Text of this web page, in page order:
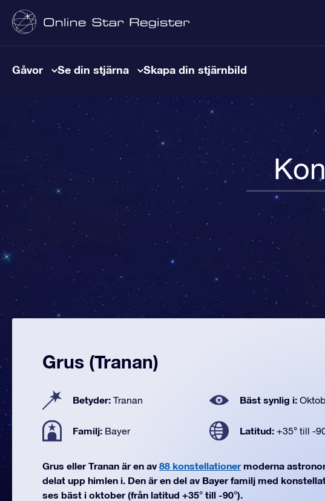
Gåvor Se din stjärna Skapa din stjärnbild
Grus (Tranan)
Betyder: Tranan Bäst synlig i:
Familj: Bayer Latitud: +35° till -
Grus eller Tranan är en av 88 konstellationermoderna
delat upp himlen i. Den är en del av Bayer familj med
ses bäst i oktober (från latitud +35° till -90°).